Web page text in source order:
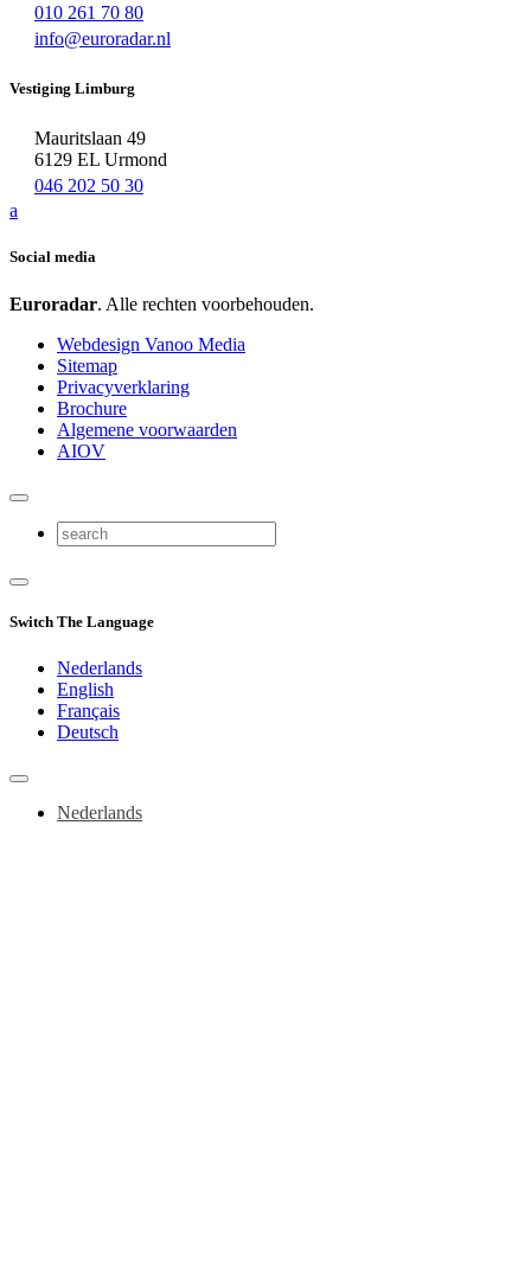
010 261 70 80
info@euroradar.nl
Vestiging Limburg
Mauritslaan 49
6129 EL Urmond
046 202 50 30
a
Social media
Euroradar. Alle rechten voorbehouden.
Webdesign Vanoo Media
Sitemap
Privacyverklaring
Brochure
Algemene voorwaarden
AIOV
Switch The Language
Nederlands
English
Français
Deutsch
Nederlands